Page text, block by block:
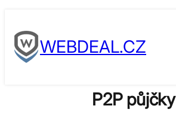
to
contentWEBDEAL.CZ
P2P půjčky